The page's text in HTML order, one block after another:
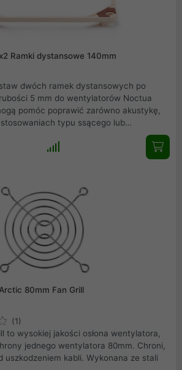
Ramki dystansowe 140mm
dwóch ramek dystansowych po
5 mm do wentylatorów Noctua
pomóc poprawić zarówno akustykę,
typu ssącego lub
wentylator zasysa powietrze przez
płyty perforowane, panele
obniżyć ogólny poziom hałasu i
będzie przyjemniejszy dla
80mm Fan Grill
(1)
to wysokiej jakości osłona wentylatora,
jednego wentylatora 80mm. Chroni,
uszkodzeniem kabli. Wykonana ze stali